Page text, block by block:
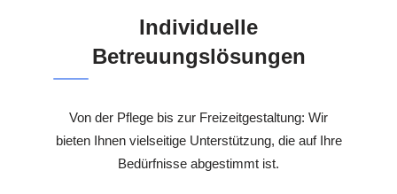
Individuelle
Betreuungslösungen
Von der Pflege bis zur Freizeitgestaltung: Wir
bieten Ihnen vielseitige Unterstützung, die auf Ihre
Bedürfnisse abgestimmt ist.